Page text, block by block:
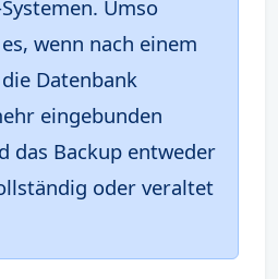
Umso
wenn nach einem
Datenbank
eingebunden
das Backup entweder
oder veraltet